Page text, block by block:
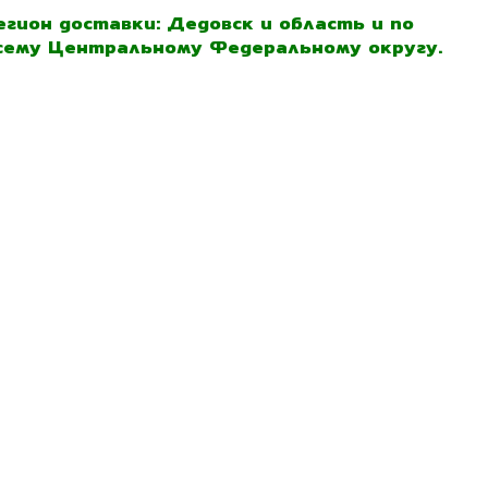
доставки: Дедовск и область и по
Центральному Федеральному округу.